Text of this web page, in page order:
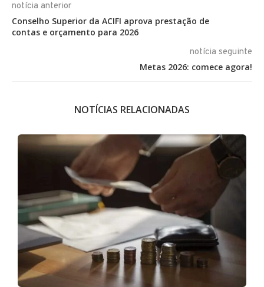
notícia anterior
Conselho Superior da ACIFI aprova prestação de
contas e orçamento para 2026
notícia seguinte
Metas 2026: comece agora!
NOTÍCIAS RELACIONADAS